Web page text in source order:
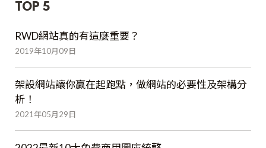
TOP 5
RWD網站真的有這麼重要？
2019年10月09日
架設網站讓你贏在起跑點，做網站的必要性及架構分
析！
2021年05月29日